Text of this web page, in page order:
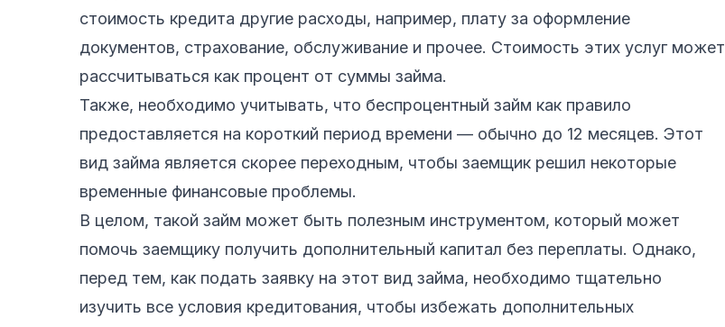
стоимость кредита другие расходы, например, плату за оформление
документов, страхование, обслуживание и прочее. Стоимость этих услуг может
рассчитываться как процент от суммы займа.
Также, необходимо учитывать, что беспроцентный займ как правило
предоставляется на короткий период времени — обычно до 12 месяцев. Этот
вид займа является скорее переходным, чтобы заемщик решил некоторые
временные финансовые проблемы.
В целом, такой займ может быть полезным инструментом, который может
помочь заемщику получить дополнительный капитал без переплаты. Однако,
перед тем, как подать заявку на этот вид займа, необходимо тщательно
изучить все условия кредитования, чтобы избежать дополнительных